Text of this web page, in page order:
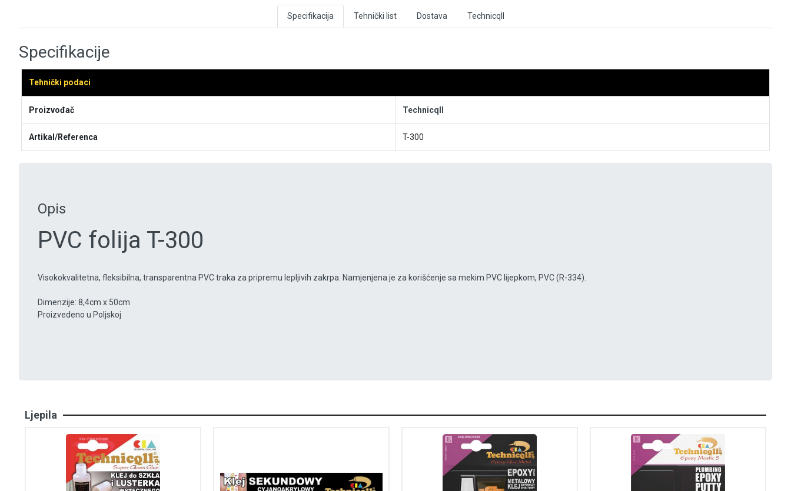
Specifikacija Tehnički list Dostava Technicqll
Specifikacije
Tehnički podaci
Proizvođač Technicqll
Artikal/Referenca T-300
Opis
PVC folija T-300
Visokokvalitetna, fleksibilna, transparentna PVC traka za pripremu lepljivih zakrpa. Namjenjena je za korišćenje sa mekim PVC lijepkom, PVC (R-334).
Dimenzije: 8,4cm x 50cm
Proizvedeno u Poljskoj
Ljepila